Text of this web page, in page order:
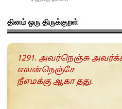
தினம் ஒரு திருக்குறள்
1291. அவர்நெஞ்சு
எவன்நெஞ்சே
நீஎமக்கு ஆகா தது.